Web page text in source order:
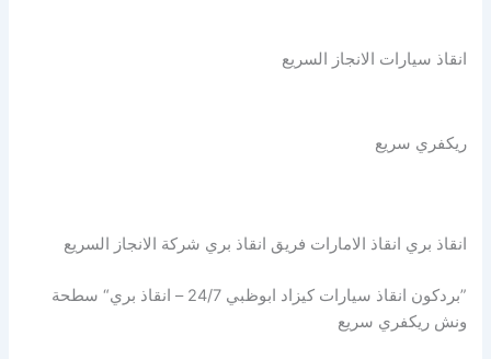
انقاذ سيارات الانجاز السريع
ريكفري سريع
انقاذ بري انقاذ الامارات فريق انقاذ بري شركة الانجاز السريع
”بردكون انقاذ سيارات كيزاد ابوظبي 24/7 – انقاذ بري“ سطحة
ونش ريكفري سريع